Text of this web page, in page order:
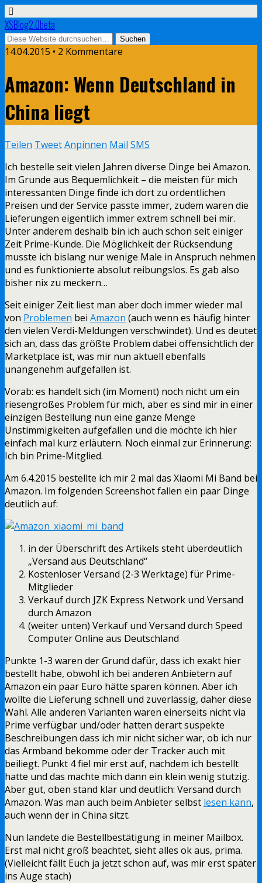
XSBlog2.0beta
14.04.2015 • 2 Kommentare
Amazon: Wenn Deutschland in
China liegt
Teilen TweetAnpinnen Mail SMS
Ich bestelle seit vielen Jahren diverse Dinge bei Amazon.
Im Grunde aus Bequemlichkeit – die meisten für mich
interessanten Dinge finde ich dort zu ordentlichen
Preisen und der Service passte immer, zudem waren die
Lieferungen eigentlich immer extrem schnell bei mir.
Unter anderem deshalb bin ich auch schon seit einiger
Zeit Prime-Kunde. Die Möglichkeit der Rücksendung
musste ich bislang nur wenige Male in Anspruch nehmen
und es funktionierte absolut reibungslos. Es gab also
bisher nix zu meckern…
Seit einiger Zeit liest man aber doch immer wieder mal
von Problemen bei Amazon (auch wenn es häufig hinter
den vielen Verdi-Meldungen verschwindet). Und es deutet
sich an, dass das größte Problem dabei offensichtlich der
Marketplace ist, was mir nun aktuell ebenfalls
unangenehm aufgefallen ist.
Vorab: es handelt sich (im Moment) noch nicht um ein
riesengroßes Problem für mich, aber es sind mir in einer
einzigen Bestellung nun eine ganze Menge
Unstimmigkeiten aufgefallen und die möchte ich hier
einfach mal kurz erläutern. Noch einmal zur Erinnerung:
Ich bin Prime-Mitglied.
Am 6.4.2015 bestellte ich mir 2 mal das Xiaomi Mi Band bei
Amazon. Im folgenden Screenshot fallen ein paar Dinge
deutlich auf:
in der Überschrift des Artikels steht überdeutlich
„Versand aus Deutschland“
Kostenloser Versand (2-3 Werktage) für Prime-
Mitglieder
Verkauf durch JZK Express Network und Versand
durch Amazon
(weiter unten) Verkauf und Versand durch Speed
Computer Online aus Deutschland
Punkte 1-3 waren der Grund dafür, dass ich exakt hier
bestellt habe, obwohl ich bei anderen Anbietern auf
Amazon ein paar Euro hätte sparen können. Aber ich
wollte die Lieferung schnell und zuverlässig, daher diese
Wahl. Alle anderen Varianten waren einerseits nicht via
Prime verfügbar und/oder hatten derart suspekte
Beschreibungen dass ich mir nicht sicher war, ob ich nur
das Armband bekomme oder der Tracker auch mit
beiliegt. Punkt 4 fiel mir erst auf, nachdem ich bestellt
hatte und das machte mich dann ein klein wenig stutzig.
Aber gut, oben stand klar und deutlich: Versand durch
Amazon. Was man auch beim Anbieter selbst lesen kann,
auch wenn der in China sitzt.
Nun landete die Bestellbestätigung in meiner Mailbox.
Erst mal nicht groß beachtet, sieht alles ok aus, prima.
(Vielleicht fällt Euch ja jetzt schon auf, was mir erst später
ins Auge stach)